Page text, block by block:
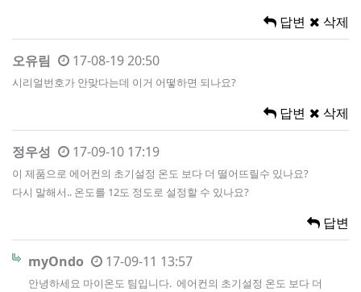
답변 삭제
오유림 17-08-19 20:50
시리얼번호가 안맞다는데 이거 어떻하면 되나요?
답변 삭제
정우성 17-09-10 17:19
이 제품으로 에어컨의 초기설정 온도 보다 더 떨어뜨릴수 있나요?
다시 말해서.. 온도를 12도 정도로 설정할 수 있나요?
답변
myOndo 17-09-11 13:57
안녕하세요 마이온도 팀입니다. 에어컨의 초기설정 온도 보다 더